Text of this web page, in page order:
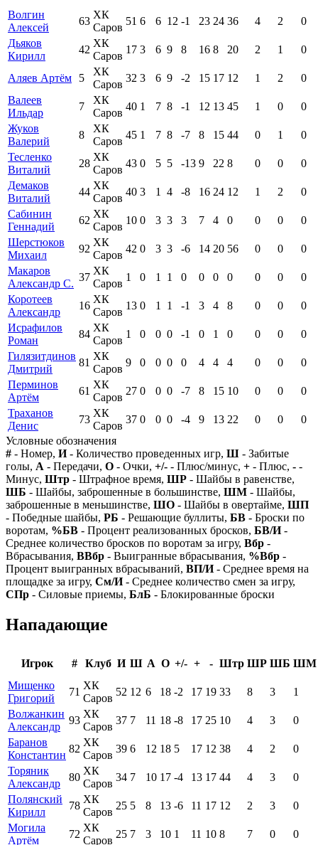
Волгин
Алексей
63
ХК
Саров
51 6 6 12 -1 23 24 36 4 2
0
Дьяков
Кирилл
42
ХК
Саров
17 3 6 9 8 16 8 20 2 1 0
Аляев Артём 5
ХК
Саров
32 3 6 9 -2 15 17 12 1 2
0
Валеев
Ильдар
7
ХК
Саров
40 1 7 8 -1 12 13 45 1 0
0
Жуков
Валерий
8
ХК
Саров
45 1 7 8 -7 8 15 44 0 1
0
Тесленко
Виталий
28
ХК
Саров
43 0 5 5 -13 9 22 8 0 0
0
Демаков
Виталий
44
ХК
Саров
40 3 1 4 -8 16 24 12 1 2
0
Сабинин
Геннадий
62
ХК
Саров
10 0 3 3 3 7 4 0 0 0
0
Шерстюков
Михаил
92
ХК
Саров
42 0 3 3 -6 14 20 56 0 0
0
Макаров
Александр С.
37
ХК
Саров
1 0 1 1 0 0 0 0 0 0
0
Коротеев
Александр
16
ХК
Саров
13 0 1 1 -1 3 4 8 0 0
0
Исрафилов
Роман
84
ХК
Саров
1 0 0 0 -1 0 1 0 0 0
0
Гилязитдинов
Дмитрий
81
ХК
Саров
9 0 0 0 0 4 4 4 0 0
0
Перминов
Артём
61
ХК
Саров
27 0 0 0 -7 8 15 10 0 0
0
Траханов
Денис
73
ХК
Саров
37 0 0 0 -4 9 13 22 0 0
0
Условные обозначения
# - Номер, И- Количество проведенных игр, Ш - Забитые
голы, А - Передачи, О - Очки, +/- - Плюс/минус, + - Плюс, - -
Минус, Штр - Штрафное время, ШР - Шайбы в равенстве,
ШБ - Шайбы, заброшенные в большинстве, ШМ - Шайбы,
заброшенные в меньшинстве, ШО - Шайбы в овертайме, ШП
- Победные шайбы, РБ - Решающие буллиты, БВ - Броски по
воротам, %БВ - Процент реализованных бросков, БВ/И-
Среднее количество бросков по воротам за игру, Вбр -
Вбрасывания, ВВбр - Выигранные вбрасывания, %Вбр -
Процент выигранных вбрасываний, ВП/И- Среднее время на
площадке за игру, См/И- Среднее количество смен за игру,
СПр - Силовые приемы, БлБ - Блокированные броски
Нападающие
Игрок # Клуб И Ш А О +/- + - Штр ШР ШБ ШМ
Мищенко
Григорий
71
ХК
Саров
52 12 6 18 -2 17 19 33 8 3
1
Волжанкин
Александр
93
ХК
Саров
37 7 11 18 -8 17 25 10 4 3
0
Баранов
Константин
82
ХК
Саров
39 6 12 18 5 17 12 38 4 2
0
Торяник
Александр
80
ХК
Саров
34 7 10 17 -4 13 17 44 4 3
0
Полянский
Кирилл
78
ХК
Саров
25 5 8 13 -6 11 17 12 2 3
0
Могила
Артём
72
ХК
Саров
25 7 3 10 1 11 10 8 7 0 0